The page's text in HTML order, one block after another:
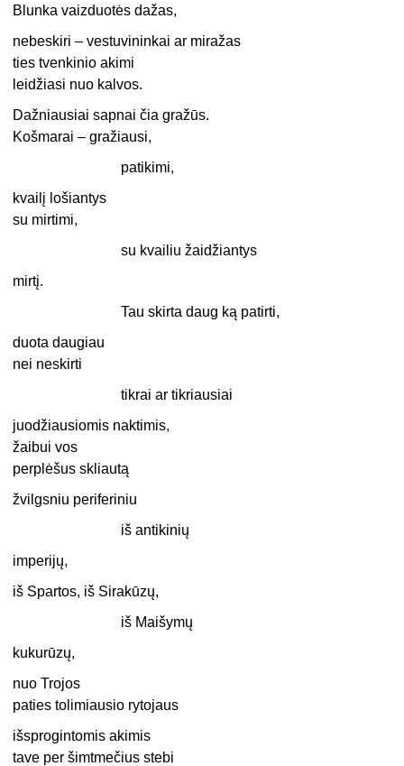
Blunka vaizduotės dažas,
nebeskiri – vestuvininkai ar miražas
ties tvenkinio akimi
leidžiasi nuo kalvos.
Dažniausiai sapnai čia gražūs.
Košmarai – gražiausi,
patikimi,
kvailį lošiantys
su mirtimi,
su kvailiu žaidžiantys
mirtį.
Tau skirta daug ką patirti,
duota daugiau
nei neskirti
tikrai ar tikriausiai
juodžiausiomis naktimis,
žaibui vos
perplėšus skliautą
žvilgsniu periferiniu
iš antikinių
imperijų,
iš Spartos, iš Sirakūzų,
iš Maišymų
kukurūzų,
nuo Trojos
paties tolimiausio rytojaus
išsprogintomis akimis
tave per šimtmečius stebi